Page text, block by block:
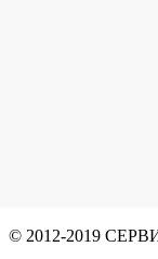
© 2012-2019